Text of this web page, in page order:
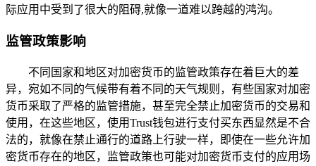
际应用中受到了很大的阻碍,就像一道难以跨越的鸿沟。
监管政策影响
不同国家和地区对加密货币的监管政策存在着巨大的差
异，宛如不同的气候带有着不同的天气规则，有些国家对加密
货币采取了严格的监管措施，甚至完全禁止加密货币的交易和
使用，在这些地区，使用Trust钱包进行支付买东西显然是不合
法的，就像在禁止通行的道路上行驶一样，即使在一些允许加
密货币存在的地区，监管政策也可能对加密货币支付的应用场